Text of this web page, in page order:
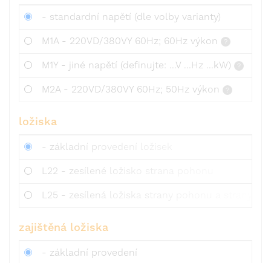
- standardní napětí (dle volby varianty)
M1A - 220VD/380VY 60Hz; 60Hz výkon
M1Y - jiné napětí (definujte: ...V ...Hz ...kW)
M2A - 220VD/380VY 60Hz; 50Hz výkon
ložiska
- základní provedení ložisek
L22 - zesílené ložisko strana pohonu
L25 - zesílená ložiska strany pohonu a strany
zajištěná ložiska
- základní provedení